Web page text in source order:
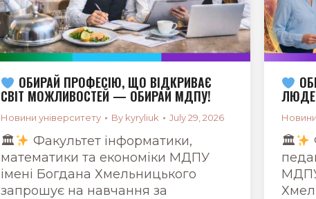
ОБИРАЙ ПРОФЕСІЮ, ЩО ВІДКРИВАЄ
СВІТ МОЖЛИВОСТЕЙ — ОБИРАЙ МДПУ!
Новини університету By kyryliuk July 29, 2026
🏛
Факультет інформатики,
математики та економіки МДПУ
імені Богдана Хмельницького
запрошує на навчання за
🏛